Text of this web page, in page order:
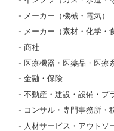
メーカー（機械・電気）
メーカー（素材・化学・
商社
医療機器・医薬品・医療
金融・保険
不動産・建設・設備・プ
コンサル・専門事務所・
人材サービス・アウトソ